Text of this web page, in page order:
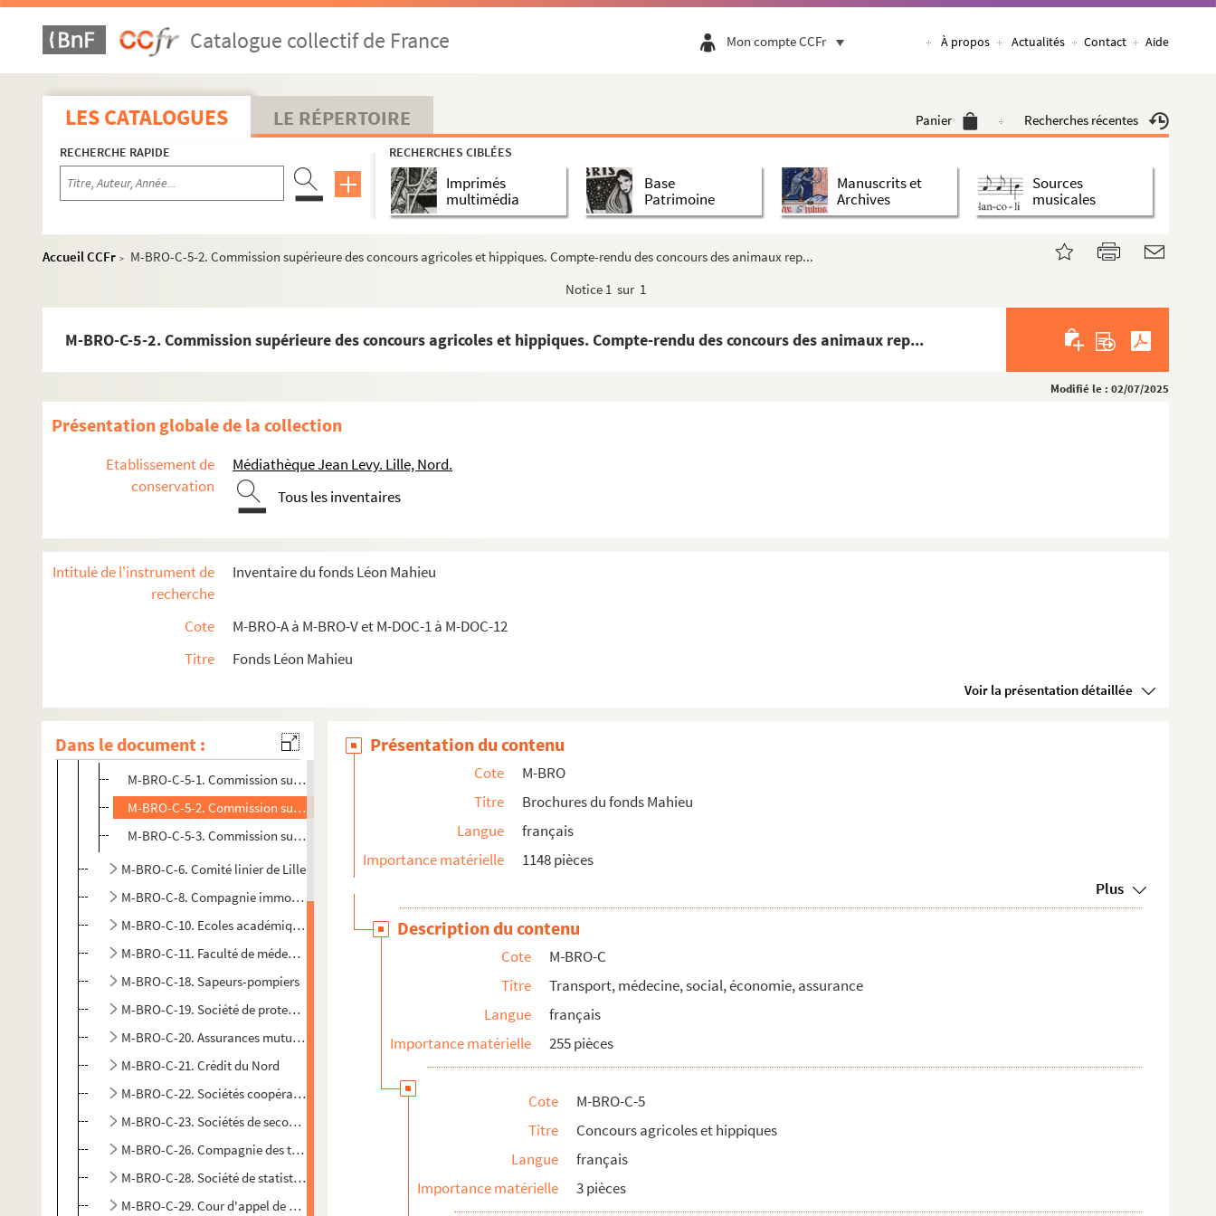
Catalogue collectif de France Mon compte CCFr À propos Actualités Contact Aide
LES CATALOGUES LE RÉPERTOIRE Panier Recherches récentes
RECHERCHE RAPIDE RECHERCHES CIBLÉES
Imprimés
multimédia
Base
Patrimoine
Manuscrits et
Archives
Sources
musicales
Accueil CCFr >
M-BRO-C-5-2. Commission supérieure des concours agricoles et hippiques. Compte-rendu des concours des animaux rep...
Notice 1 sur 1
M-BRO-C-5-2. Commission supérieure des concours agricoles et hippiques. Compte-rendu des concours des animaux rep...
Modifié le : 02/07/2025
Présentation globale de la collection
Etablissement de
conservation
Médiathèque Jean Levy. Lille, Nord.
Tous les inventaires
Intitulé de l'instrument de
recherche
Inventaire du fonds Léon Mahieu
Cote
M-BRO-A à M-BRO-V et M-DOC-1 à M-DOC-12
Titre
Fonds Léon Mahieu
Voir la présentation détaillée
Dans le document :
M-BRO. Brochures du fonds Mahieu
M-BRO-A. Sociétés diverses
M-BRO-B. Sociétés diverses
M-BRO-C. Transport, médecine, social, économie, assurance
M-BRO-C-4. Logement insalubres
M-BRO-C-5. Concours agricoles et hippiques
M-BRO-C-5-1. Commission supérieure des concours agricoles et hippiques. Compte-rendu des concours des animaux rep...
M-BRO-C-5-2. Commission supérieure des concours agricoles et hippiques. Compte-rendu des concours des animaux rep...
M-BRO-C-5-3. Commission supérieure des concours agricoles et hippiques. Compte-rendu des concours des animaux rep...
M-BRO-C-6. Comité linier de Lille
M-BRO-C-8. Compagnie immobilière de Lille
M-BRO-C-10. Ecoles académiques de Lille
M-BRO-C-11. Faculté de médecine et de pharmacie de Lille
M-BRO-C-18. Sapeurs-pompiers
M-BRO-C-19. Société de protection des enfants du 1er âge
M-BRO-C-20. Assurances mutuelles sur la vie. Assurances contre l'incendie
M-BRO-C-21. Crédit du Nord
M-BRO-C-22. Sociétés coopératives des Mines du Nord et du Pas-de-Calais
M-BRO-C-23. Sociétés de secours mutuels
M-BRO-C-26. Compagnie des tramways du Nord
M-BRO-C-28. Société de statistique de Lille
M-BRO-C-29. Cour d'appel de Douai
Présentation du contenu
Cote
M-BRO
Titre
Brochures du fonds Mahieu
Langue
français
Importance matérielle
1148 pièces
Plus
Description du contenu
Cote
M-BRO-C
Titre
Transport, médecine, social, économie, assurance
Langue
français
Importance matérielle
255 pièces
Cote
M-BRO-C-5
Titre
Concours agricoles et hippiques
Langue
français
Importance matérielle
3 pièces